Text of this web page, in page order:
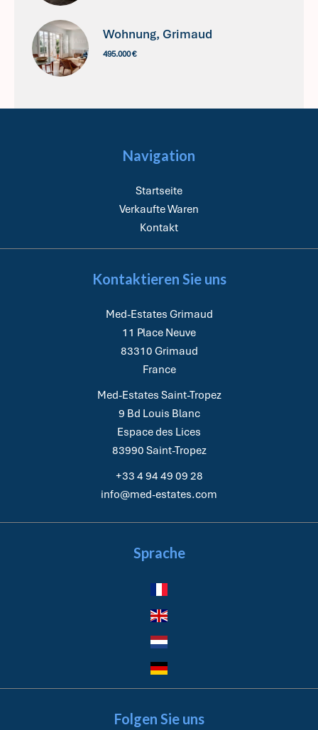
Wohnung, Grimaud
495.000 €
Navigation
Startseite
Verkaufte Waren
Kontakt
Kontaktieren Sie uns
Med-Estates Grimaud
11 Place Neuve
83310 Grimaud
France
Med-Estates Saint-Tropez
9 Bd Louis Blanc
Espace des Lices
83990 Saint-Tropez
+33 4 94 49 09 28
info@med-estates.com
Sprache
Folgen Sie uns